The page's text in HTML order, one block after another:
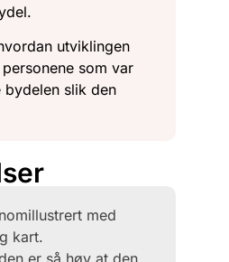
utviklingen
som var
bydelen slik den
med
kart.